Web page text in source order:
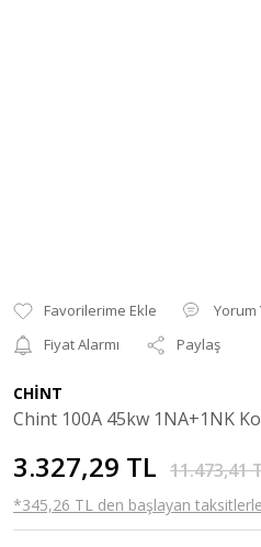
Yorum
Fiyat Alarmı
Paylaş
CHİNT
Chint 100A 45kw 1NA+1NK
3.327,29 TL 11.473,41
*345,26 TL den başlayan